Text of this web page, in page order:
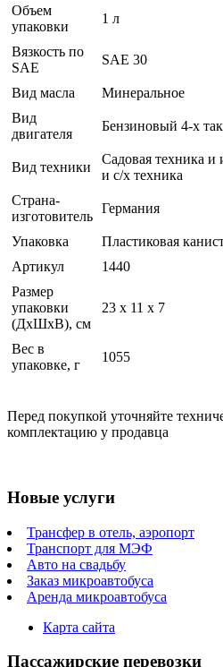
Объем
упаковки
1 л
Вязкость по
SAE
SAE 30
Вид масла
Минеральное
Вид
двигателя
Бензиновый 4-х
Вид техники
Садовая техника и
и с/х техника
Страна-
изготовитель
Германия
Упаковка
Пластиковая
Артикул
1440
Размер
упаковки
(ДхШхВ), см
23 x 11 x 7
Вес в
упаковке, г
1055
Перед покупкой уточняйте
комплектацию у продавца
Новые услуги
Трансфер в отель, аэропорт
Транспорт для МЭФ
Авто на свадьбу
Заказ микроавтобуса
Аренда микроавтобуса
Карта сайта
Пассажирские перевозки